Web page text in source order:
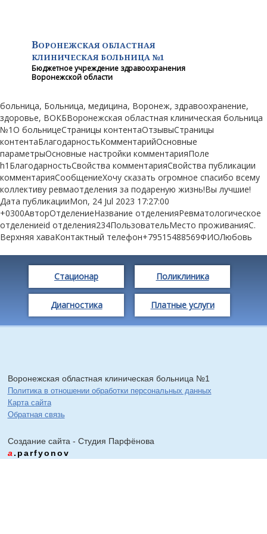
ВОРОНЕЖСКАЯ ОБЛАСТНАЯ
КЛИНИЧЕСКАЯ БОЛЬНИЦА №1
Бюджетное учреждение здравоохранения
Воронежской области
больница, Больница, медицина, Воронеж, здравоохранение,
здоровье, ВОКБВоронежская областная клиническая больница
№1О больницеСтраницы контентаОтзывыСтраницы
контентаБлагодарностьКомментарийОсновные
параметрыОсновные настройки комментарияПоле
h1БлагодарностьСвойства комментарияСвойства публикации
комментарияСообщениеХочу сказать огромное спасибо всему
коллективу ревмаотделения за подареную жизнь!Вы лучшие!
Дата публикацииMon, 24 Jul 2023 17:27:00
+0300АвторОтделениеНазвание отделенияРевматологическое
отделениеid отделения234ПользовательМесто проживанияС.
Верхняя хаваКонтактный телефон+79515488569ФИОЛюбовь
Стационар Поликлиника
Диагностика Платные услуги
Воронежская областная клиническая больница №1
Политика в отношении обработки персональных данных
Карта сайта
Обратная связь
Создание сайта - Cтудия Парфёнова
a .parfyonov